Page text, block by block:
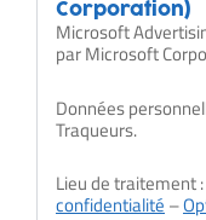
Corporation)
Microsoft
par Microsoft
Données
Traqueurs.
Lieu de traitement
confidentialité –